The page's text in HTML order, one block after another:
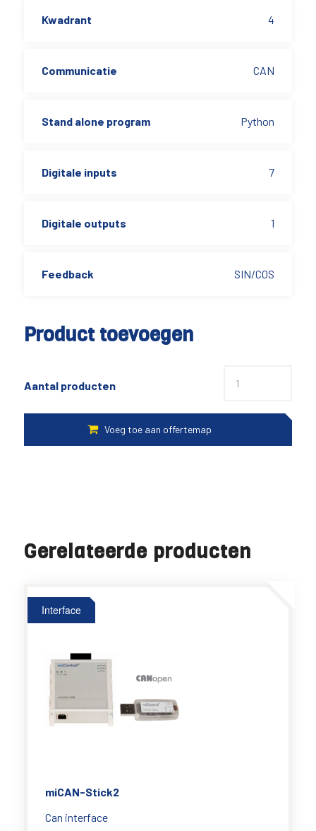
Product toevoegen
Aantal producten
Kwadrant 4
Communicatie CAN
Stand alone program Python
Digitale inputs 7
Digitale outputs 1
Feedback SIN/COS
Gerelateerde producten
Interface
miCAN-Stick2
Can interface